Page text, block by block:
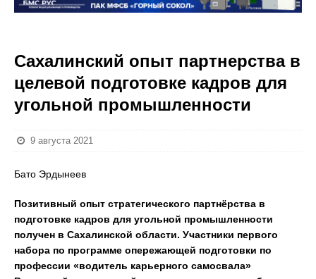
Сахалинский опыт партнерства в
целевой подготовке кадров для
угольной промышленности
9 августа 2021
Бато Эрдынеев
Позитивный опыт стратегического партнёрства в
подготовке кадров для угольной промышленности
получен в Сахалинской области. Участники первого
набора по программе опережающей подготовки по
профессии «водитель карьерного самосвала»